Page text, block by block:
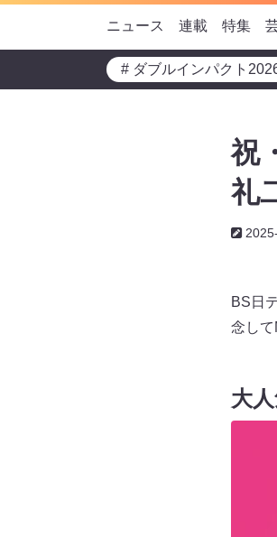
ニュース 連載 特集
# ダブルインパクト
祝
礼
BS日
念して
大